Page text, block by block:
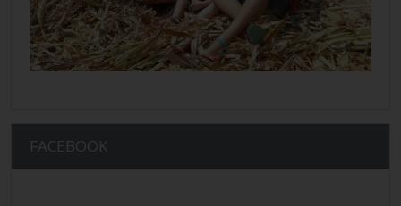
FACEBOOK